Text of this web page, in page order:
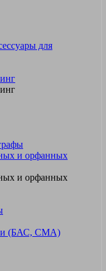
для
и орфанных
и орфанных
(БАС, СМА)